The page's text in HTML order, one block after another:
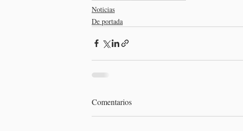
Noticias
De portada
Comentarios